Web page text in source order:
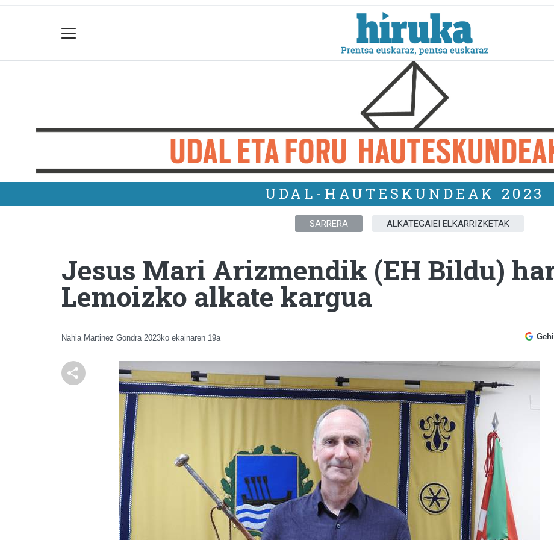
UDAL-HAUTESKUNDEAK 2023
SARRERA ALKATEGAIEI ELKARRIZKETAK
Jesus Mari Arizmendik (EH Bildu)
Lemoizko alkate kargua
Nahia Martinez Gondra 2023ko ekainaren 19a